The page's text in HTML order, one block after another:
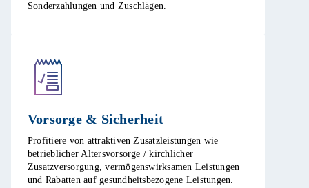
Sonderzahlungen und Zuschlägen.​
Vorsorge & Sicherheit​
Profitiere von attraktiven Zusatzleistungen wie
betrieblicher Altersvorsorge / kirchlicher
Zusatzversorgung, vermögenswirksamen Leistungen
und Rabatten auf gesundheitsbezogene Leistungen.​